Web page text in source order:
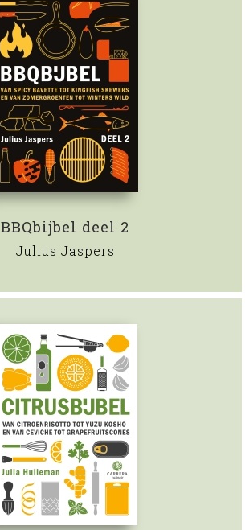
BBQbijbel deel 2
Julius Jaspers